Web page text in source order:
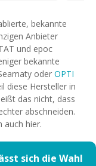
bekannte
Anbieter
und epoc
bekannte
oder OPTI
diese Hersteller in
das nicht, dass
abschneiden.
auch hier.
sich die Wahl